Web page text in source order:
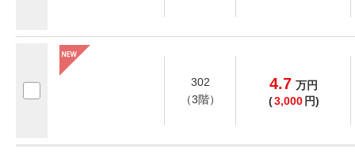
302
（3階）
4.7 万円
(3,000 円)